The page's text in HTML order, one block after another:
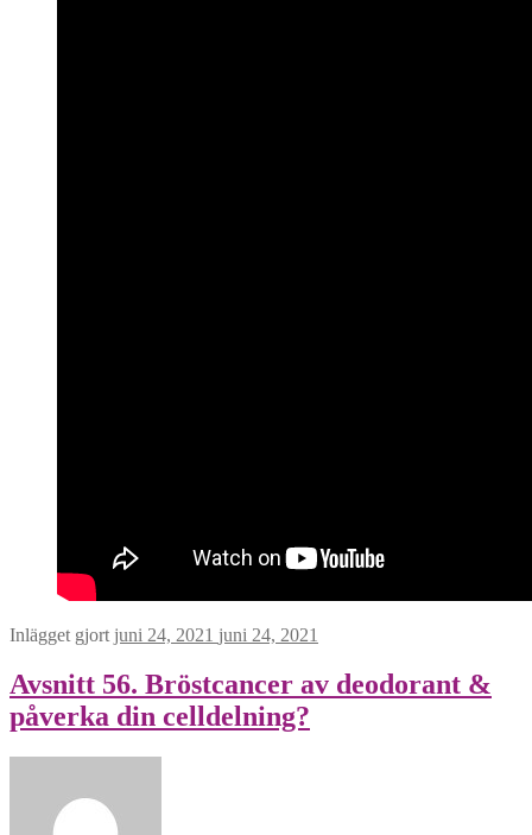
Inlägget gjort juni 24, 2021 juni 24, 2021
Avsnitt 56. Bröstcancer av deodorant &
påverka din celldelning?